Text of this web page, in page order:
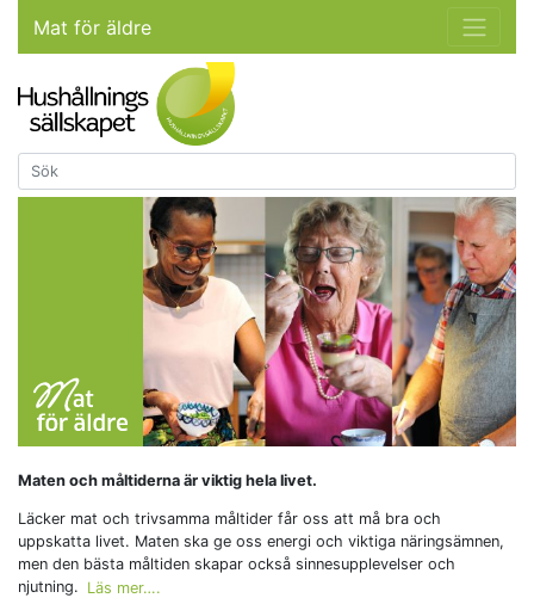
Mat för äldre
Maten och måltiderna är viktig hela livet.
Läcker mat och trivsamma måltider får oss att må bra och
uppskatta livet. Maten ska ge oss energi och viktiga näringsämnen,
men den bästa måltiden skapar också sinnesupplevelser och
njutning. Läs mer….